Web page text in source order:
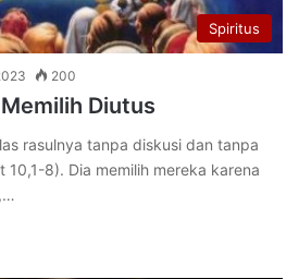
Spiritus
200
Diutus
rasulnya tanpa diskusi dan tanpa
10,1-8). Dia memilih mereka karena